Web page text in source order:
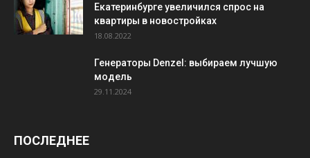
Екатеринбурге увеличился спрос на
квартиры в новостройках
18.08.2022
Генераторы Denzel: выбираем лучшую
модель
29.11.2024
ПОСЛЕДНЕЕ